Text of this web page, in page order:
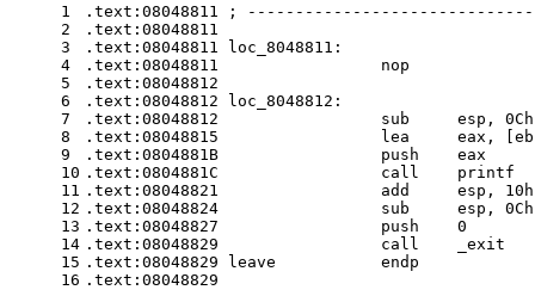
1
2
3
4
5
6
7
8
9
10
11
12
13
14
15
16
.text: 08048811
;
.text: 08048811
.text: 08048811
loc_8048811:
.text: 08048811
                 nop
.text: 08048812
.text: 08048812 loc_8048812:
.text: 08048812
                 sub     esp,
0Ch
.text: 08048815
lea     eax,
.text: 0804881 B                 push    eax
.text: 0804881 C                 call    printf
.text: 08048821
                 add     esp,
10 h
.text: 08048824
                 sub     esp,
0Ch
.text: 08048827
                 push
0
.text: 08048829
                 call    _exit
.text: 08048829 leave           endp
.text: 08048829